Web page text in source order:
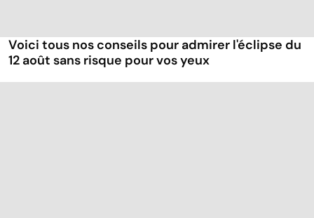
Voici tous nos conseils pour admirer l'éclipse du
12 août sans risque pour vos yeux